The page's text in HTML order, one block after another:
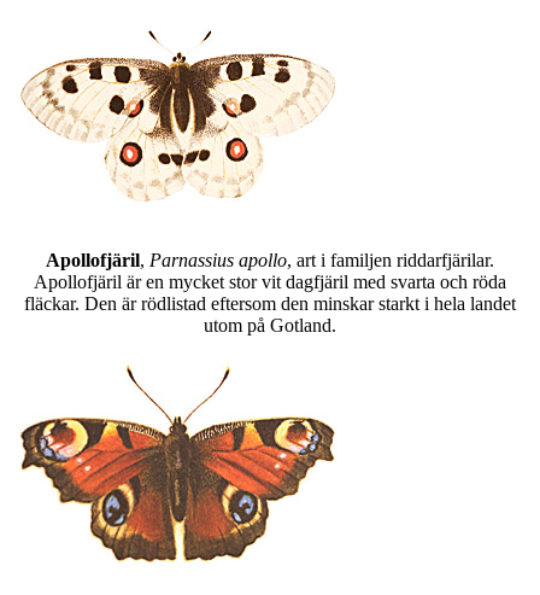
Apollofjäril, Parnassius apollo, art i familjen riddarfjärilar.
Apollofjäril är en mycket stor vit dagfjäril med svarta och röda
fläckar. Den är rödlistad eftersom den minskar starkt i hela landet
utom på Gotland.